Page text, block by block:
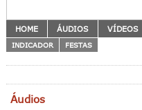
HOME ÁUDIOS VÍDEOS
INDICADOR FESTAS
Áudios